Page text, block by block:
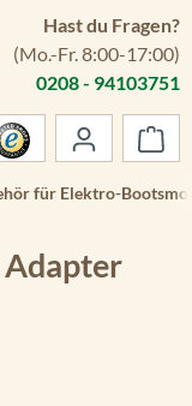
Hast du Fragen?
(Mo.-Fr. 8:00-17:00)
0208 - 94103751
für Elektro-